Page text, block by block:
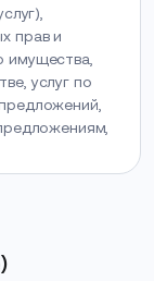
прав и
имущества,
услуг по